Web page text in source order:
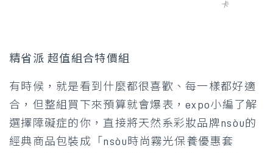
卡
精省派 超值組合特價組
有時候，就是看到什麼都很喜歡、每一樣都好適
合，但整組買下來預算就會爆表，expo小編了解
選擇障礙症的你，直接將天然系彩妝品牌nsòu的
經典商品包裝成「nsòu時尚霧光保養優惠套